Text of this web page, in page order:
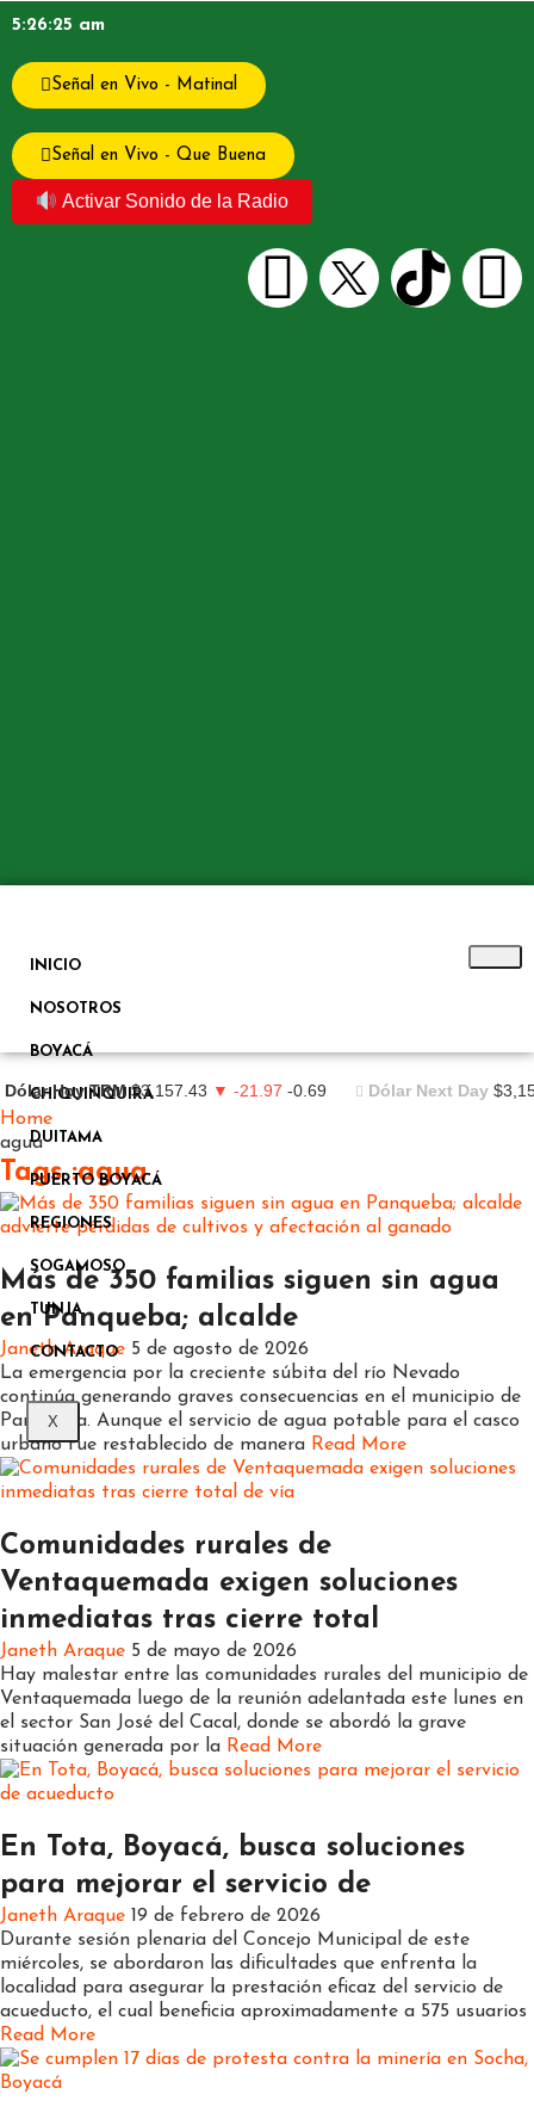
5:26:25 am
Señal en Vivo - Matinal
Señal en Vivo - Que Buena
Activar Sonido de la Radio
INICIO
NOSOTROS
BOYACÁ
CHIQUINQUIRÁ
DUITAMA
PUERTO BOYACÁ
REGIONES
SOGAMOSO
TUNJA
CONTACTO
X
Dólar Hoy TRM $3,157.43 ▼ -21.97 -0.69 Dólar Next Day
Home
agua
Tags :agua
Más de 350 familias siguen sin agua
en Panqueba; alcalde
Janeth Araque 5 de agosto de 2026
La emergencia por la creciente súbita del río Nevado
continúa generando graves consecuencias en el municipio de
Panqueba. Aunque el servicio de agua potable para el casco
urbano fue restablecido de manera Read More
Comunidades rurales de
Ventaquemada exigen soluciones
inmediatas tras cierre total
Janeth Araque 5 de mayo de 2026
Hay malestar entre las comunidades rurales del municipio de
Ventaquemada luego de la reunión adelantada este lunes en
el sector San José del Cacal, donde se abordó la grave
situación generada por la Read More
En Tota, Boyacá, busca soluciones
para mejorar el servicio de
Janeth Araque 19 de febrero de 2026
Durante sesión plenaria del Concejo Municipal de este
miércoles, se abordaron las dificultades que enfrenta la
localidad para asegurar la prestación eficaz del servicio de
acueducto, el cual beneficia aproximadamente a 575 usuarios
Read More